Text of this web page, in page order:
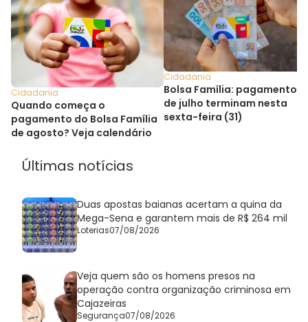
Cidadania
Quando começa o
pagamento do Bolsa Família
de agosto? Veja calendário
Cidadania
Bolsa Família: pagamentos
de julho terminam nesta
sexta-feira (31)
Últimas notícias
Duas apostas baianas acertam a quina da
Mega-Sena e garantem mais de R$ 264 mil
Loterias07/08/2026
Veja quem são os homens presos na
operação contra organização criminosa em
Cajazeiras
Segurança07/08/2026